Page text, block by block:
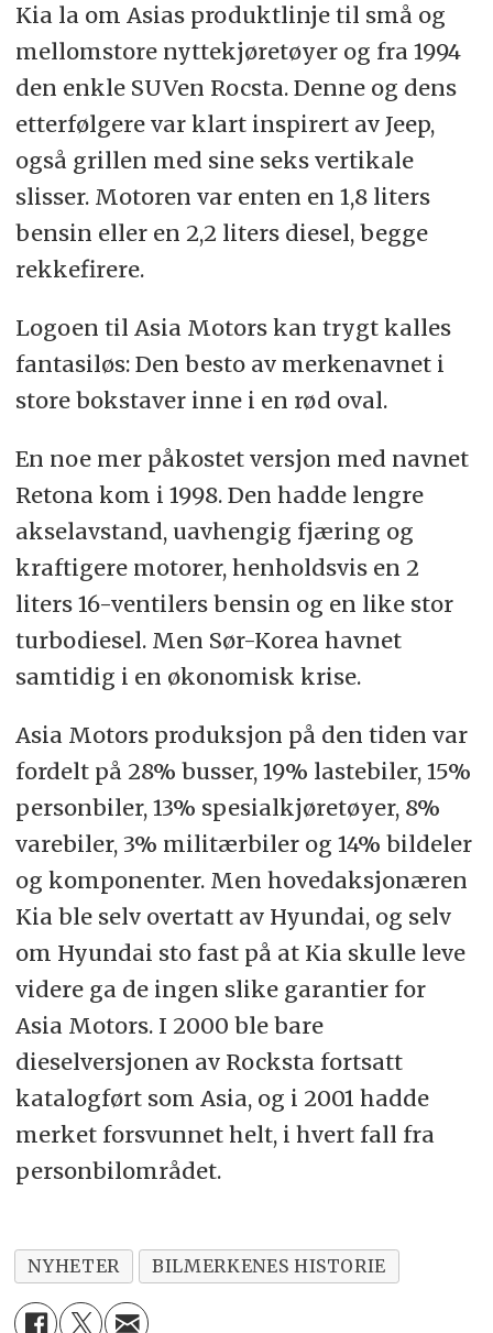
Kia la om Asias produktlinje til små og
mellomstore nyttekjøretøyer og fra 1994
den enkle SUVen Rocsta. Denne og dens
etterfølgere var klart inspirert av Jeep,
også grillen med sine seks vertikale
slisser. Motoren var enten en 1,8 liters
bensin eller en 2,2 liters diesel, begge
rekkefirere.
Logoen til Asia Motors kan trygt kalles
fantasiløs: Den besto av merkenavnet i
store bokstaver inne i en rød oval.
En noe mer påkostet versjon med navnet
Retona kom i 1998. Den hadde lengre
akselavstand, uavhengig fjæring og
kraftigere motorer, henholdsvis en 2
liters 16-ventilers bensin og en like stor
turbodiesel. Men Sør-Korea havnet
samtidig i en økonomisk krise.
Asia Motors produksjon på den tiden var
fordelt på 28% busser, 19% lastebiler, 15%
personbiler, 13% spesialkjøretøyer, 8%
varebiler, 3% militærbiler og 14% bildeler
og komponenter. Men hovedaksjonæren
Kia ble selv overtatt av Hyundai, og selv
om Hyundai sto fast på at Kia skulle leve
videre ga de ingen slike garantier for
Asia Motors. I 2000 ble bare
dieselversjonen av Rocksta fortsatt
katalogført som Asia, og i 2001 hadde
merket forsvunnet helt, i hvert fall fra
personbilområdet.
NYHETER BILMERKENES HISTORIE